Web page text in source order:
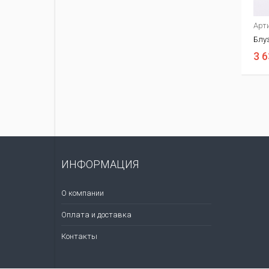
3
ИНФОРМАЦИЯ
О компании
Оплата и доставка
Контакты